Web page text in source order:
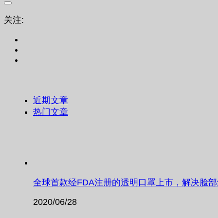
关注:
近期文章
热门文章
全球首款经FDA注册的透明口罩上市，解决脸
2020/06/28